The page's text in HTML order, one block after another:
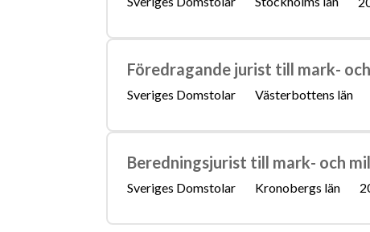
Föredragande jurist till mark-
Sveriges Domstolar Västerbottens län
Beredningsjurist till mark- och
Sveriges Domstolar Kronobergs län